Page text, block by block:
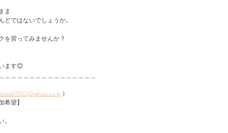
ま⁡
ではないでしょうか。⁡
を習ってみませんか？⁡
ます😊⁡
）
望】